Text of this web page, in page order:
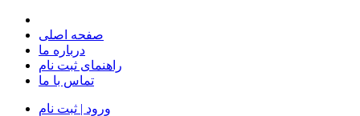
صفحه اصلی
درباره ما
راهنمای ثبت نام
تماس با ما
ورود | ثبت نام